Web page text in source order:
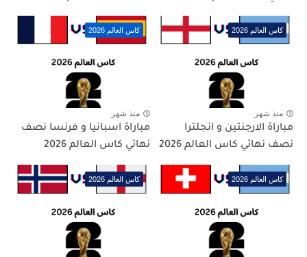
كاس العالم 2026
منذ شهر
مباراة الارجنتين و انجلترا
نصف نهائي كاس العالم 2026
كاس العالم 2026
منذ شهر
مباراة اسبانيا و فرنسا نصف
نهائي كاس العالم 2026
كاس العالم 2026 كاس العالم 2026